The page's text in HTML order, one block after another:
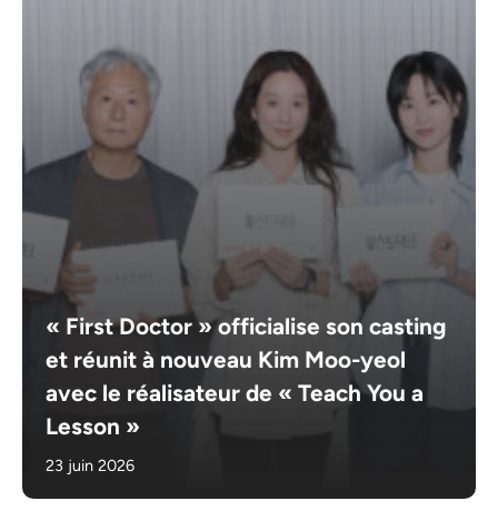
« First Doctor » officialise son casting
et réunit à nouveau Kim Moo-yeol
avec le réalisateur de « Teach You a
Lesson »
23 juin 2026